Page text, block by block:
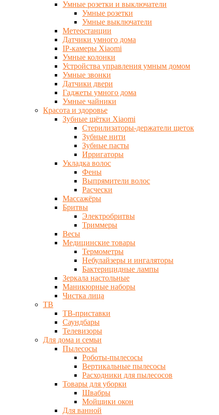
Умные розетки и выключатели
Умные розетки
Умные выключатели
Метеостанции
Датчики умного дома
IP-камеры Xiaomi
Умные колонки
Устройства управления умным домом
Умные звонки
Датчики двери
Гаджеты умного дома
Умные чайники
Красота и здоровье
Зубные щётки Xiaomi
Стерилизаторы-держатели щеток
Зубные нити
Зубные пасты
Ирригаторы
Укладка волос
Фены
Выпрямители волос
Расчески
Массажёры
Бритвы
Электробритвы
Триммеры
Весы
Медицинские товары
Термометры
Небулайзеры и ингаляторы
Бактерицидные лампы
Зеркала настольные
Маникюрные наборы
Чистка лица
ТВ
ТВ-приставки
Саундбары
Телевизоры
Для дома и семьи
Пылесосы
Роботы-пылесосы
Вертикальные пылесосы
Расходники для пылесосов
Товары для уборки
Швабры
Мойщики окон
Для ванной